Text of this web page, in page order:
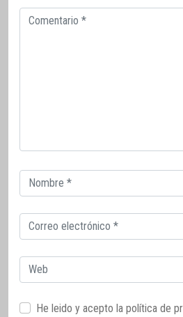
Comentario
Correo
electrónico
Correo
electrónico
Web
He leido y acepto la política de